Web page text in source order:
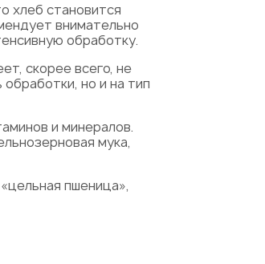
хлеб становится
внимательно
обработку.
скорее всего, не
но и на тип
и минералов.
мука,
пшеница»,